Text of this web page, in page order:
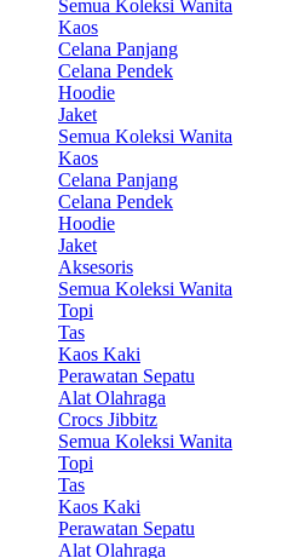
Semua Koleksi Wanita
Kaos
Celana Panjang
Celana Pendek
Hoodie
Jaket
Semua Koleksi Wanita
Kaos
Celana Panjang
Celana Pendek
Hoodie
Jaket
Aksesoris
Semua Koleksi Wanita
Topi
Tas
Kaos Kaki
Perawatan Sepatu
Alat Olahraga
Crocs Jibbitz
Semua Koleksi Wanita
Topi
Tas
Kaos Kaki
Perawatan Sepatu
Alat Olahraga